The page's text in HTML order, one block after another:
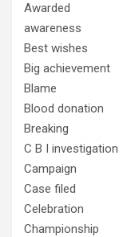
Awarded
awareness
Best wishes
Big achievement
Blame
Blood donation
Breaking
C B I investigation
Campaign
Case filed
Celebration
Championship